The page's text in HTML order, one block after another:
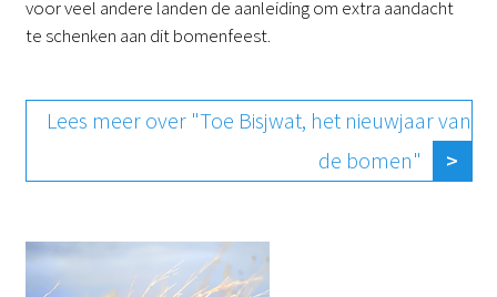
voor veel andere landen de aanleiding om extra aandacht
te schenken aan dit bomenfeest.
Lees meer over "Toe Bisjwat, het nieuwjaar van
de bomen"